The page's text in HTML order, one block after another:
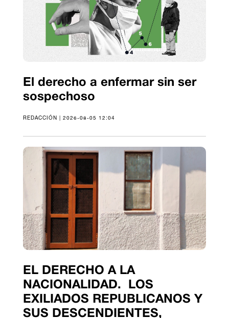
El derecho a enfermar sin ser
sospechoso
REDACCIÓN | 2026-08-05 12:04
EL DERECHO A LA
NACIONALIDAD. LOS
EXILIADOS REPUBLICANOS Y
SUS DESCENDIENTES,